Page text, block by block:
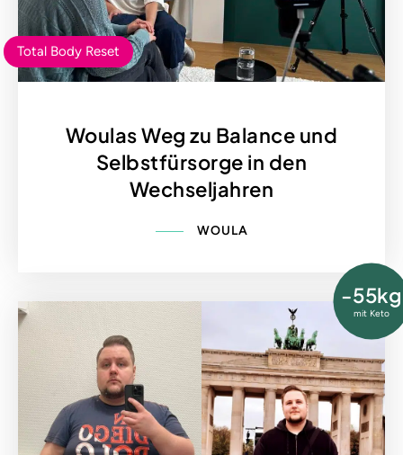
Total Body Reset
Woulas Weg zu Balance und
Selbstfürsorge in den
Wechseljahren
WOULA
-55kg
mit Keto